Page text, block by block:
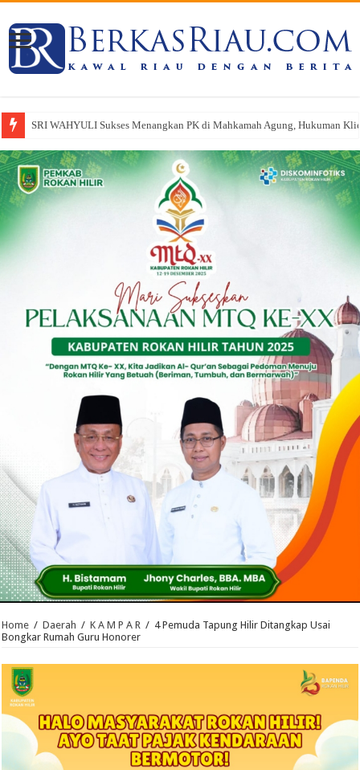
SRI WAHYULI Sukses Menangkan PK di Mahkamah Agung, Hukuman
Home / Daerah / K A M P A R / 4 Pemuda Tapung Hilir Ditangkap Usai
Bongkar Rumah Guru Honorer